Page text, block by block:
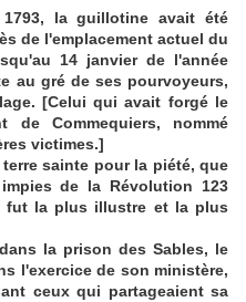
la guillotine avait été
de l'emplacement actuel du
14 janvier de l'année
au gré de ses pourvoyeurs,
[Celui qui avait forgé le
de Commequiers, nommé
victimes.]
sainte pour la piété, que
de la Révolution 123
fut la plus illustre et la plus
la prison des Sables, le
l'exercice de son ministère,
ceux qui partageaient sa